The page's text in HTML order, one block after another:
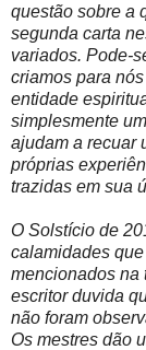
questão sobre a
segunda carta
variados. Pode-
criamos para
entidade
simplesmente
ajudam a recuar
próprias
trazidas em sua
O Solstício de
calamidades
mencionados na
escritor duvida
não foram
Os mestres dão